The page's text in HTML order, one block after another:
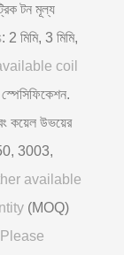
টন মূল্য
: 2 মিমি, 3 মিমি,
coil
কয়েল উভয়ের
3003,
available
(MOQ)